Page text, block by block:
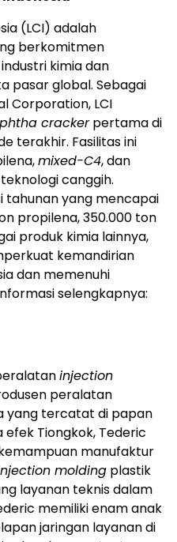
(LCI) adalah
berkomitmen
kimia dan
pasar global. Sebagai
Corporation, LCI
crackerpertama di
terakhir. Fasilitas ini
mixed-C4, dan
canggih.
tahunan yang mencapai
propilena, 350.000 ton
produk kimia lainnya,
kemandirian
dan memenuhi
selengkapnya:
injection
peralatan
yang tercatat di papan
Tiongkok, Tederic
manufaktur
molding plastik
layanan teknis dalam
memiliki enam anak
jaringan layanan di